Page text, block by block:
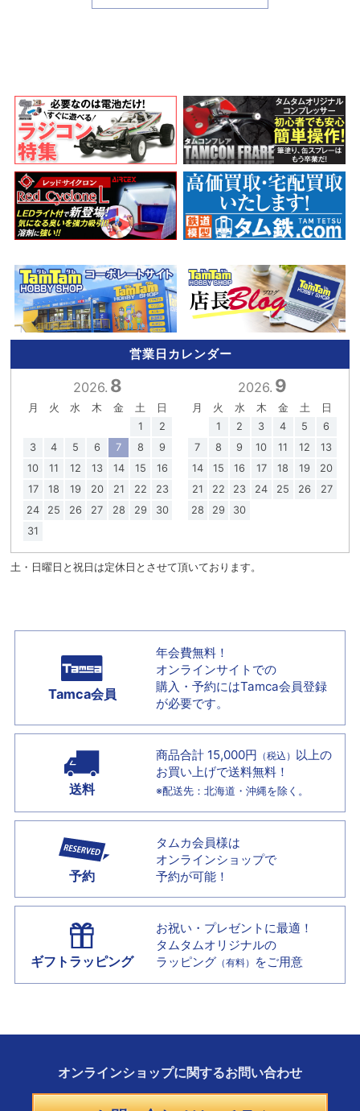
Lホイール
営業日カレンダー
2026. 8
月 火 水 木 金 土
日
1
2
3
4 5 6 7 8
9
10
11 12 13 14 15
16
17
18 19 20 21 22
23
24
25 26 27 28 29
30
31
2026. 9
月 火 水 木 金 土
日
1
2 3 4 5
6
7
8 9 10 11 12
13
14
15 16 17 18 19
20
21
22 23 24 25 26
27
28
29 30
土・日曜日と祝日は定休日とさせて頂いております。
Tamca会員
年会費無料！
オンラインサイトでの
購入・予約にはTamca会員登録
が必要です。
送料
商品合計 15,000円 （税込） 以上の
お買い上げで送料無料！
※配送先：北海道・沖縄を除く。
予約
タムカ会員様は
オンラインショップで
予約が可能！
ギフトラッピング
お祝い・プレゼントに最適！
タムタムオリジナルの
ラッピング （有料） をご用意
オンラインショップに関するお問い合わせ